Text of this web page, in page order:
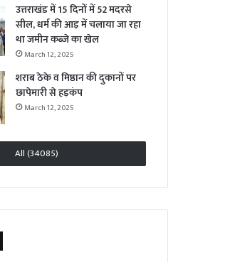
उत्तराखंड में 15 दिनों में 52 मदरसे
सील, धर्म की आड़ में चलाया जा रहा
था जमीन कब्जे का खेल
March 12, 2025
शराब ठेके व मिष्ठान की दुकानों पर
छापेमारी से हड़कंप
March 12, 2025
All (34085)